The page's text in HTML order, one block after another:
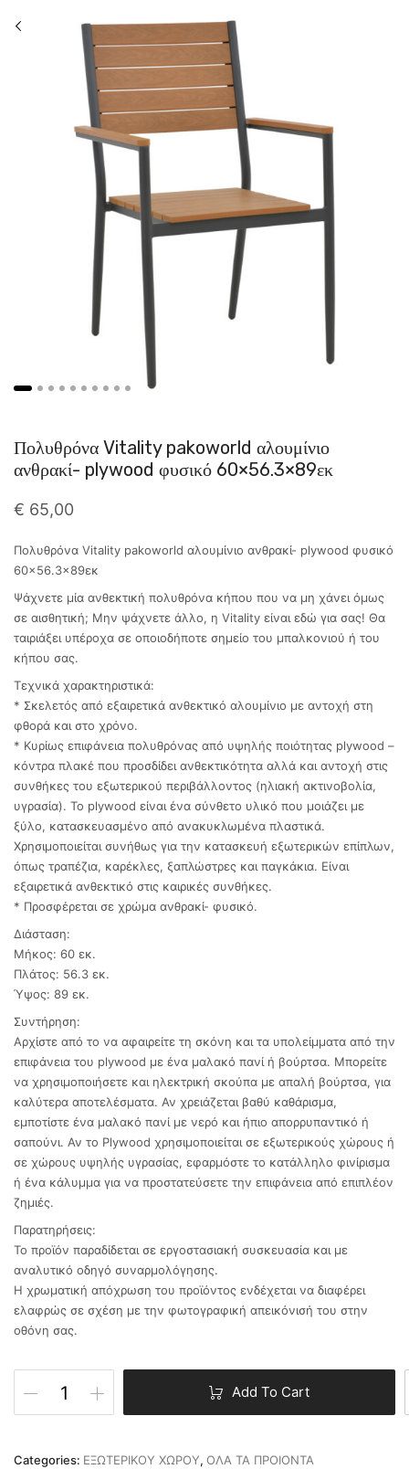
Πολυθρόνα Vitality pakoworld αλουμίνιο
ανθρακί- plywood φυσικό 60×56.3×89εκ
€ 65,00
Πολυθρόνα Vitality pakoworld αλουμίνιο ανθρακί- plywood φυσικό
60×56.3×89εκ
Ψάχνετε μία ανθεκτική πολυθρόνα κήπου που να μη χάνει όμως
σε αισθητική; Μην ψάχνετε άλλο, η Vitality είναι εδώ για σας! Θα
ταιριάξει υπέροχα σε οποιοδήποτε σημείο του μπαλκονιού ή του
κήπου σας.
Τεχνικά χαρακτηριστικά:
* Σκελετός από εξαιρετικά ανθεκτικό αλουμίνιο με αντοχή στη
φθορά και στο χρόνο.
* Κυρίως επιφάνεια πολυθρόνας από υψηλής ποιότητας plywood –
κόντρα πλακέ που προσδίδει ανθεκτικότητα αλλά και αντοχή στις
συνθήκες του εξωτερικού περιβάλλοντος (ηλιακή ακτινοβολία,
υγρασία). Το plywood είναι ένα σύνθετο υλικό που μοιάζει με
ξύλο, κατασκευασμένο από ανακυκλωμένα πλαστικά.
Χρησιμοποιείται συνήθως για την κατασκευή εξωτερικών επίπλων,
όπως τραπέζια, καρέκλες, ξαπλώστρες και παγκάκια. Είναι
εξαιρετικά ανθεκτικό στις καιρικές συνθήκες.
* Προσφέρεται σε χρώμα ανθρακί- φυσικό.
Διάσταση:
Μήκος: 60 εκ.
Πλάτος: 56.3 εκ.
Ύψος: 89 εκ.
Συντήρηση:
Αρχίστε από το να αφαιρείτε τη σκόνη και τα υπολείμματα από την
επιφάνεια του plywood με ένα μαλακό πανί ή βούρτσα. Μπορείτε
να χρησιμοποιήσετε και ηλεκτρική σκούπα με απαλή βούρτσα, για
καλύτερα αποτελέσματα. Αν χρειάζεται βαθύ καθάρισμα,
εμποτίστε ένα μαλακό πανί με νερό και ήπιο απορρυπαντικό ή
σαπούνι. Αν το Plywood χρησιμοποιείται σε εξωτερικούς χώρους ή
σε χώρους υψηλής υγρασίας, εφαρμόστε το κατάλληλο φινίρισμα
ή ένα κάλυμμα για να προστατεύσετε την επιφάνεια από επιπλέον
ζημιές.
Παρατηρήσεις:
Το προϊόν παραδίδεται σε εργοστασιακή συσκευασία και με
αναλυτικό οδηγό συναρμολόγησης.
Η χρωματική απόχρωση του προϊόντος ενδέχεται να διαφέρει
ελαφρώς σε σχέση με την φωτογραφική απεικόνισή του στην
οθόνη σας.
Add To Cart
Categories: ΕΞΩΤΕΡΙΚΟΥ ΧΩΡΟΥ, ΟΛΑ ΤΑ ΠΡΟΙΟΝΤΑ